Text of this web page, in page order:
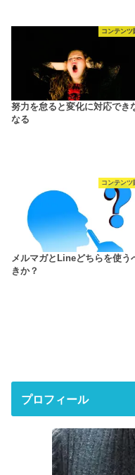
コンテンツ
努力を怠ると変化に対応でき
なる
コンテンツ
メルマガとLineどちらを使う
きか？
プロフィール